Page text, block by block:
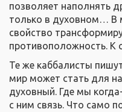
позволяет наполнять
только в духовном… В
свойство
противоположность.
Те же каббалисты
мир может стать для
духовный. Где мы
с ним связь. Что само